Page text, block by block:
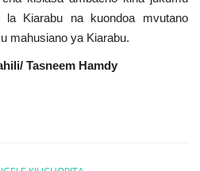
la Kiarabu na kuondoa mvutano
mahusiano ya Kiarabu.
Tasneem Hamdy